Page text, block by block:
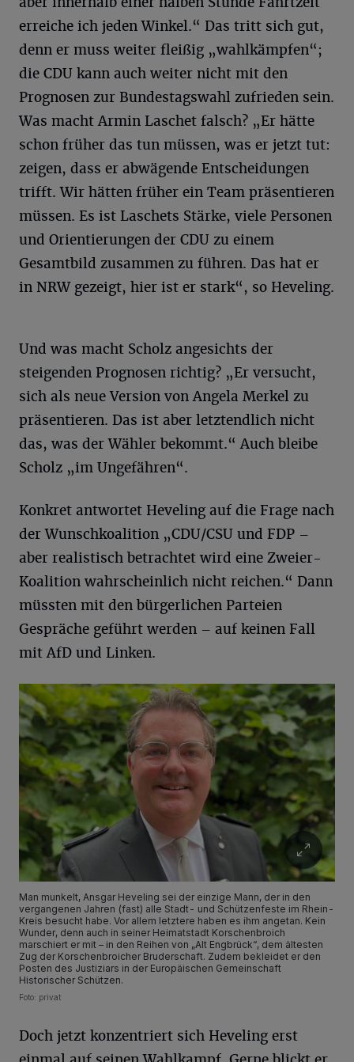
erreiche ich jeden Winkel.“ Das tritt sich gut,
denn er muss weiter fleißig „wahlkämpfen“;
die CDU kann auch weiter nicht mit den
Prognosen zur Bundestagswahl zufrieden sein.
Was macht Armin Laschet falsch? „Er hätte
schon früher das tun müssen, was er jetzt tut:
zeigen, dass er abwägende Entscheidungen
trifft. Wir hätten früher ein Team präsentieren
müssen. Es ist Laschets Stärke, viele Personen
und Orientierungen der CDU zu einem
Gesamtbild zusammen zu führen. Das hat er
in NRW gezeigt, hier ist er stark“, so Heveling.
Und was macht Scholz angesichts der
steigenden Prognosen richtig? „Er versucht,
sich als neue Version von Angela Merkel zu
präsentieren. Das ist aber letztendlich nicht
das, was der Wähler bekommt.“ Auch bleibe
Scholz „im Ungefähren“.
Konkret antwortet Heveling auf die Frage nach
der Wunschkoalition „CDU/CSU und FDP –
aber realistisch betrachtet wird eine Zweier-
Koalition wahrscheinlich nicht reichen.“ Dann
müssten mit den bürgerlichen Parteien
Gespräche geführt werden – auf keinen Fall
mit AfD und Linken.
Man munkelt, Ansgar Heveling sei der einzige Mann, der in den
vergangenen Jahren (fast) alle Stadt- und Schützenfeste im Rhein-
Kreis besucht habe. Vor allem letztere haben es ihm angetan. Kein
Wunder, denn auch in seiner Heimatstadt Korschenbroich
marschiert er mit – in den Reihen von „Alt Engbrück“, dem ältesten
Zug der Korschenbroicher Bruderschaft. Zudem bekleidet er den
Posten des Justiziars in der Europäischen Gemeinschaft
Historischer Schützen.
Foto: privat
Doch jetzt konzentriert sich Heveling erst